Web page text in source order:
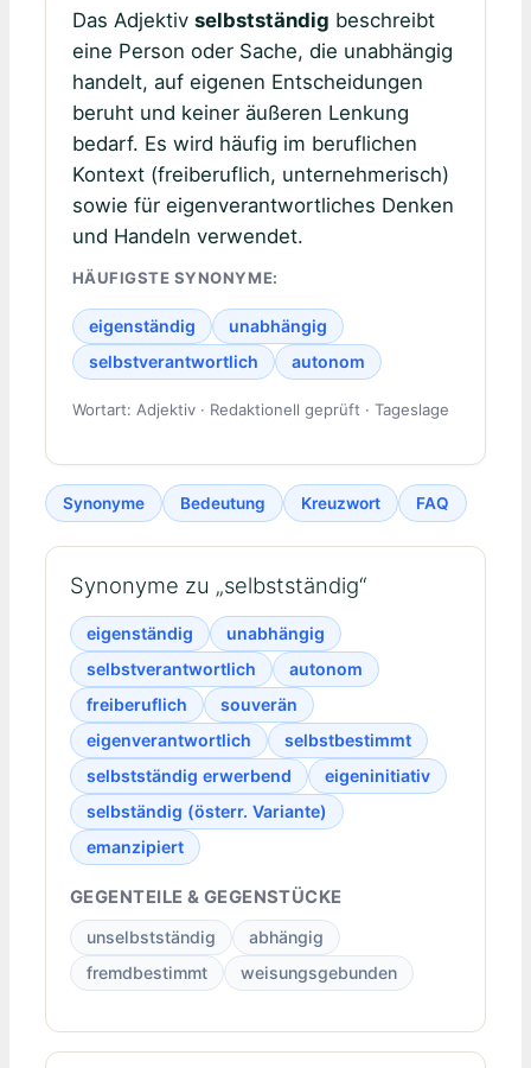
Das Adjektiv selbstständig beschreibt
eine Person oder Sache, die unabhängig
handelt, auf eigenen Entscheidungen
beruht und keiner äußeren Lenkung
bedarf. Es wird häufig im beruflichen
Kontext (freiberuflich, unternehmerisch)
sowie für eigenverantwortliches Denken
und Handeln verwendet.
HÄUFIGSTE SYNONYME:
eigenständig
unabhängig
selbstverantwortlich
autonom
Wortart: Adjektiv · Redaktionell geprüft · Tageslage
Synonyme Bedeutung Kreuzwort FAQ
Synonyme zu „selbstständig“
eigenständig
unabhängig
selbstverantwortlich
autonom
freiberuflich
souverän
eigenverantwortlich
selbstbestimmt
selbstständig erwerbend
eigeninitiativ
selbständig (österr. Variante)
emanzipiert
GEGENTEILE & GEGENSTÜCKE
unselbstständig
abhängig
fremdbestimmt
weisungsgebunden